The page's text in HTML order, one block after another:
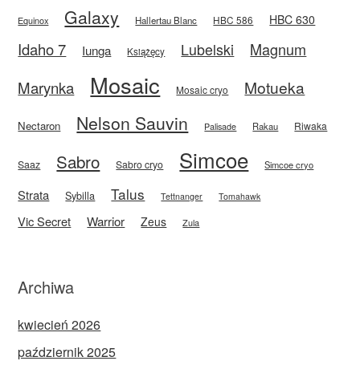
Equinox Galaxy Hallertau Blanc HBC 586 HBC 630
Idaho 7 Iunga Książęcy Lubelski
Magnum
Marynka
Mosaic Mosaic cryo Motueka
Nectaron Nelson Sauvin Palisade Rakau Riwaka
Saaz Sabro Sabro cryo Simcoe Simcoe cryo
Strata Sybilla Talus Tettnanger Tomahawk
Vic Secret Warrior Zeus Zula
Archiwa
kwiecień 2026
październik 2025